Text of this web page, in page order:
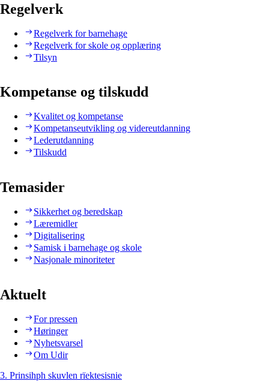
Regelverk
Regelverk for barnehage
Regelverk for skole og opplæring
Tilsyn
Kompetanse og tilskudd
Kvalitet og kompetanse
Kompetanseutvikling og videreutdanning
Lederutdanning
Tilskudd
Temasider
Sikkerhet og beredskap
Læremidler
Digitalisering
Samisk i barnehage og skole
Nasjonale minoriteter
Aktuelt
For pressen
Høringer
Nyhetsvarsel
Om Udir
3. Prinsihph skuvlen rïektesisnie